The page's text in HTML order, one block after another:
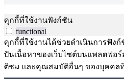
คุกกี้ที่ใช้งานฟังก์ชัน
functional
คุกกี้ที่ใช้งานได้ช่วยดำเนินการฟังก์
ปันเนื้อหาของเว็บไซต์บนแพลตฟอร์
ติชม และคุณสมบัติอื่นๆ ของบุคคล